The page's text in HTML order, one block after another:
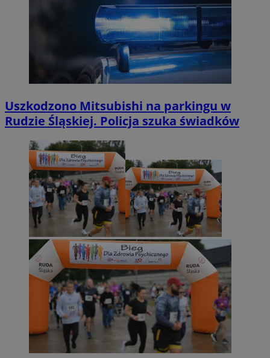
Uszkodzono Mitsubishi na parkingu w
Rudzie Śląskiej. Policja szuka świadków